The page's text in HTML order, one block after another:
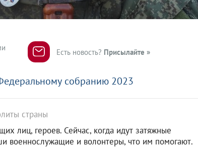
Есть новость? Присылайте »
собранию 2023
страны
лиц, героев. Сейчас, когда идут затяжные
военнослужащие и волонтеры, что им помогают.